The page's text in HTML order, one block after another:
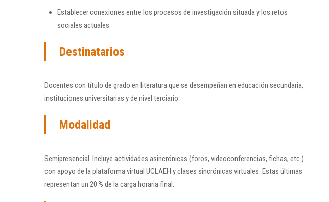
Establecer conexiones entre los procesos de investigación situada y los retos
sociales actuales.
Destinatarios
Docentes con título de grado en literatura que se desempeñan en educación secundaria,
instituciones universitarias y de nivel terciario.
Modalidad
Semipresencial. Incluye actividades asincrónicas (foros, videoconferencias, fichas, etc.)
con apoyo de la plataforma virtual UCLAEH y clases sincrónicas virtuales. Estas últimas
representan un 20 % de la carga horaria final.